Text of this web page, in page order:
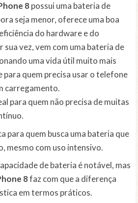
8possui uma bateria de
seja menor, oferece uma boa
do hardware e do
sua vez, vem com uma bateria de
uma vida útil muito mais
para quem precisa usar o telefone
carregamento.
para quem não precisa de muitas
para quem busca uma bateria que
mesmo com uso intensivo.
de bateria é notável, mas
8faz com que a diferença
em termos práticos.